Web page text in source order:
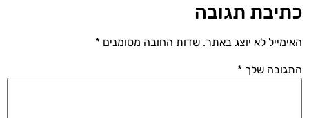
כתיבת תגובה
האימייל לא יוצג באתר. שדות החובה מסומנים *
התגובה שלך *